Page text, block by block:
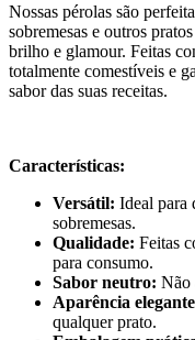
Nossas pérolas são
sobremesas e outros
brilho e glamour. Feitas
totalmente comestíveis e
sabor das suas receitas.
Características:
Versátil: Ideal para
sobremesas.
Qualidade: Feitas
para consumo.
Sabor neutro: Não
Aparência
qualquer prato.